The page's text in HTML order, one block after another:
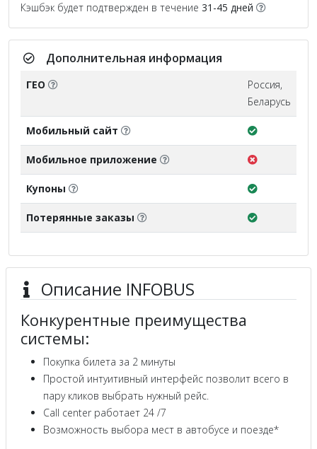
Кэшбэк будет подтвержден в течение 31-45 дней
Дополнительная информация
ГЕО
Россия,
Беларусь
Мобильный сайт
Мобильное приложение
Купоны
Потерянные заказы
Описание INFOBUS
Конкурентные преимущества
системы:
Покупка билета за 2 минуты
Простой интуитивный интерфейс позволит всего в
пару кликов выбрать нужный рейс.
Call center работает 24 /7
Возможность выбора мест в автобусе и поезде*